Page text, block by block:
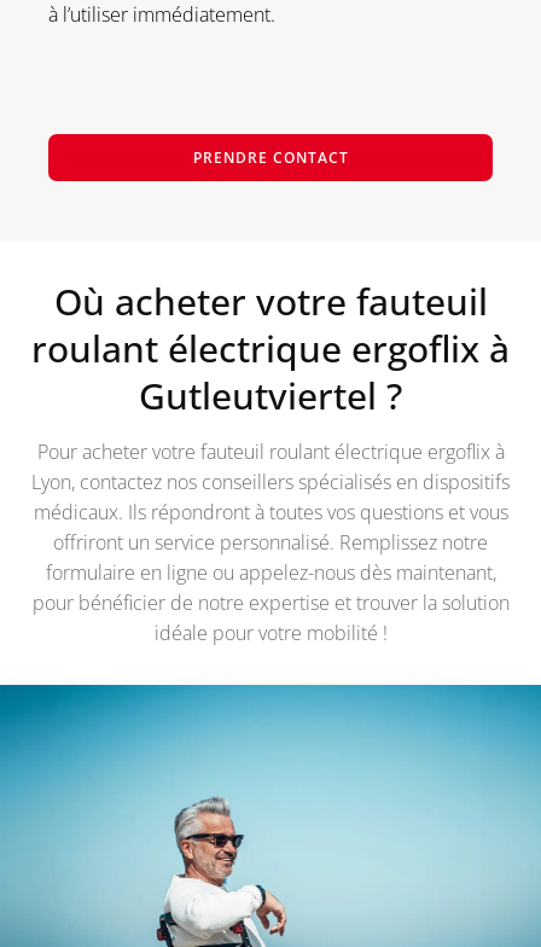
à l’utiliser immédiatement.
PRENDRE CONTACT
Où acheter votre fauteuil
roulant électrique ergoflix à
Gutleutviertel ?
Pour acheter votre fauteuil roulant électrique ergoflix à
Lyon, contactez nos conseillers spécialisés en dispositifs
médicaux. Ils répondront à toutes vos questions et vous
offriront un service personnalisé. Remplissez notre
formulaire en ligne ou appelez-nous dès maintenant,
pour bénéficier de notre expertise et trouver la solution
idéale pour votre mobilité !